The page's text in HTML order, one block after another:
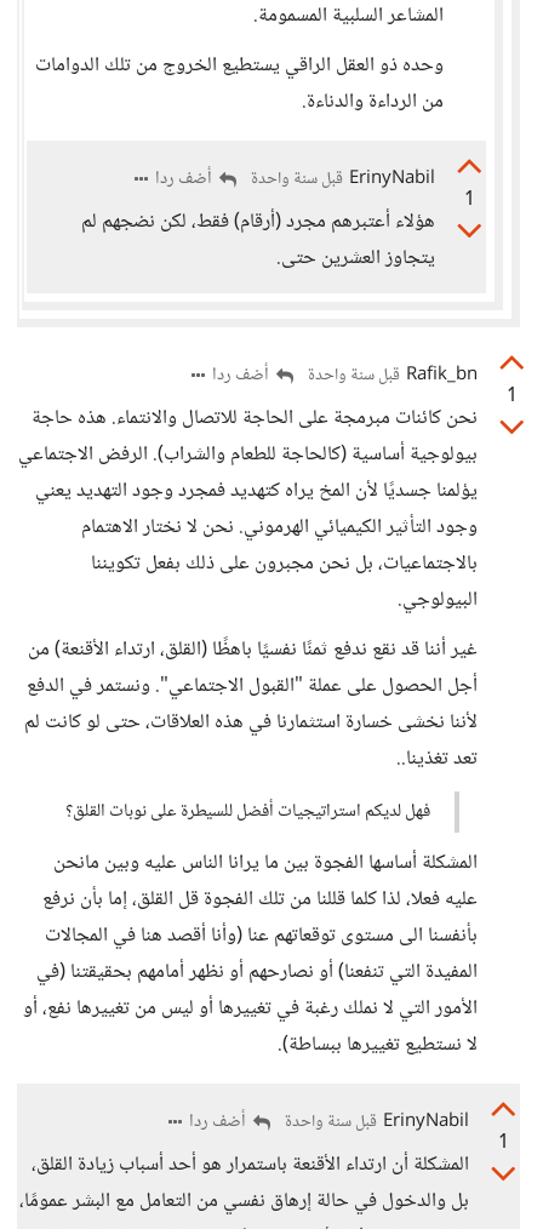
المشاعر السلبية المسمومة.
وحده ذو العقل الراقي يستطيع الخروج من تلك الدوامات
من الرداءة والدناءة.
1
ErinyNabil قبل سنة واحدة أضف ردا
هؤلاء أعتبرهم مجرد (أرقام) فقط، لكن نضجهم لم
يتجاوز العشرين حتى.
1
Rafik_bn قبل سنة واحدة أضف ردا
نحن كائنات مبرمجة على الحاجة للاتصال والانتماء. هذه حاجة
بيولوجية أساسية (كالحاجة للطعام والشراب). الرفض الاجتماعي
يؤلمنا جسديًا لأن المخ يراه كتهديد فمجرد وجود التهديد يعني
وجود التأثير الكيميائي الهرموني. نحن لا نختار الاهتمام
بالاجتماعيات، بل نحن مجبرون على ذلك بفعل تكويننا
البيولوجي.
غير أننا قد نقع ندفع ثمنًا نفسيًا باهظًا (القلق، ارتداء الأقنعة) من
أجل الحصول على عملة "القبول الاجتماعي". ونستمر في الدفع
لأننا نخشى خسارة استثمارنا في هذه العلاقات، حتى لو كانت لم
تعد تغذينا..
فهل لديكم استراتيجيات أفضل للسيطرة على نوبات القلق؟
المشكلة أساسها الفجوة بين ما يرانا الناس عليه وبين مانحن
عليه فعلا، لذا كلما قللنا من تلك الفجوة قل القلق، إما بأن نرفع
بأنفسنا الى مستوى توقعاتهم عنا (وأنا أقصد هنا في المجالات
المفيدة التي تنفعنا) أو نصارحهم أو نظهر أمامهم بحقيقتنا (في
الأمور التي لا نملك رغبة في تغييرها أو ليس من تغييرها نفع، أو
لا نستطيع تغييرها ببساطة).
1
ErinyNabil قبل سنة واحدة أضف ردا
المشكلة أن ارتداء الأقنعة باستمرار هو أحد أسباب زيادة القلق،
بل والدخول في حالة إرهاق نفسي من التعامل مع البشر عمومًا،